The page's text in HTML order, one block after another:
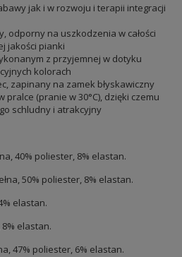
jak i w rozwoju i terapii integracji
odporny na uszkodzenia w całości
jakości pianki
z przyjemnej w dotyku
kolorach
zapinany na zamek błyskawiczny
pralce (pranie w 30°C), dzięki czemu
schludny i atrakcyjny
40% poliester, 8% elastan.
50% poliester, 8% elastan.
elastan.
elastan.
47% poliester, 6% elastan.